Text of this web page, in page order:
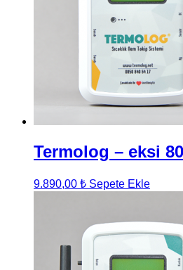
Termolog – eksi 80
9.890,00 ₺ Sepete Ekle